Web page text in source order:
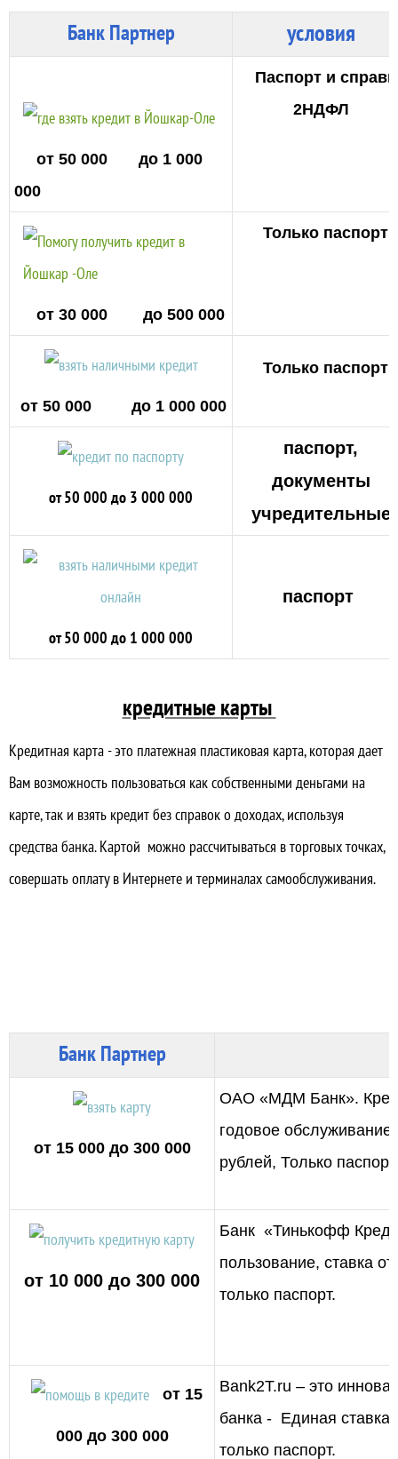
Банк Партнер условия
от 50 000 до 1 000
000
Паспорт и
2НДФЛ
от 30 000 до 500 000
Только паспорт
от 50 000 до 1 000 000
Только паспорт
от 50 000 до 3 000 000
паспорт,
документы
учредительные
от 50 000 до 1 000 000
паспорт
кредитные карты
Кредитная карта- это платежная пластиковая карта, которая дает
Вам возможность пользоваться как собственными деньгами на
карте, так и взять кредитбез справоко доходах, используя
средства банка. Картой можно рассчитываться в торговых точках,
совершать оплату в Интернете и терминалах самообслуживания.
Банк Партнер
от 15 000 до 300 000
ОАО «МДМ Банк».
годовое
рублей, Только
от 10 000 до 300 000
Банк «Тинькофф
пользование, ставка
только паспорт.
от 15
000 до 300 000
Bank2T.ru – это
банка - Единая ставка
только паспорт.